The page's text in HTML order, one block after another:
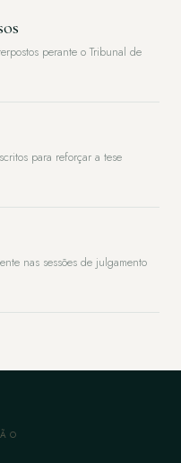
perante o Tribunal de
para reforçar a tese
nas sessões de julgamento